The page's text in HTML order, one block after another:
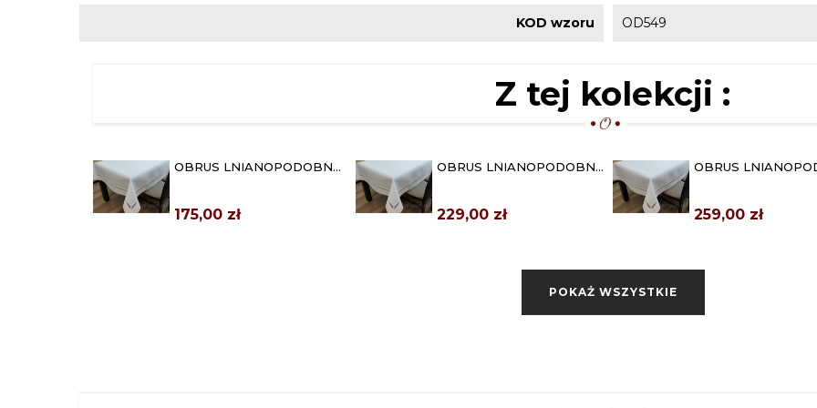
KOD wzoru OD549
Z tej kolekcji :
OBRUS LNIANOPODOBNY
175,00 zł
OBRUS LNIANOPODOBNY
229,00 zł
OBRUS
259,00 zł
POKAŻ WSZYSTKIE